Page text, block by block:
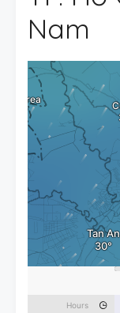
Nam